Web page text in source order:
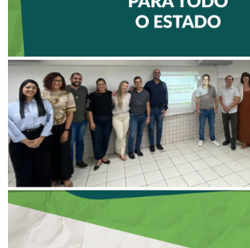
DELEGADOS
AÇÕES PARA
ESTADO